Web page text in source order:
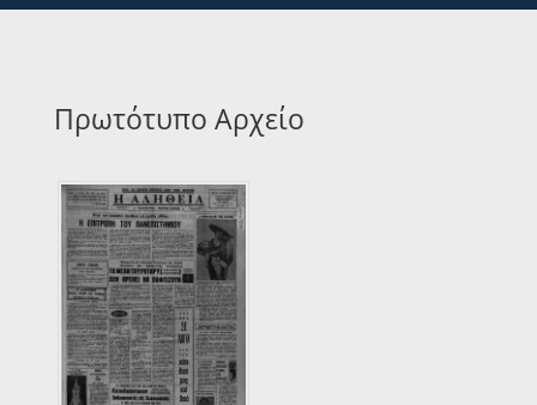
Πρωτότυπο Αρχείο